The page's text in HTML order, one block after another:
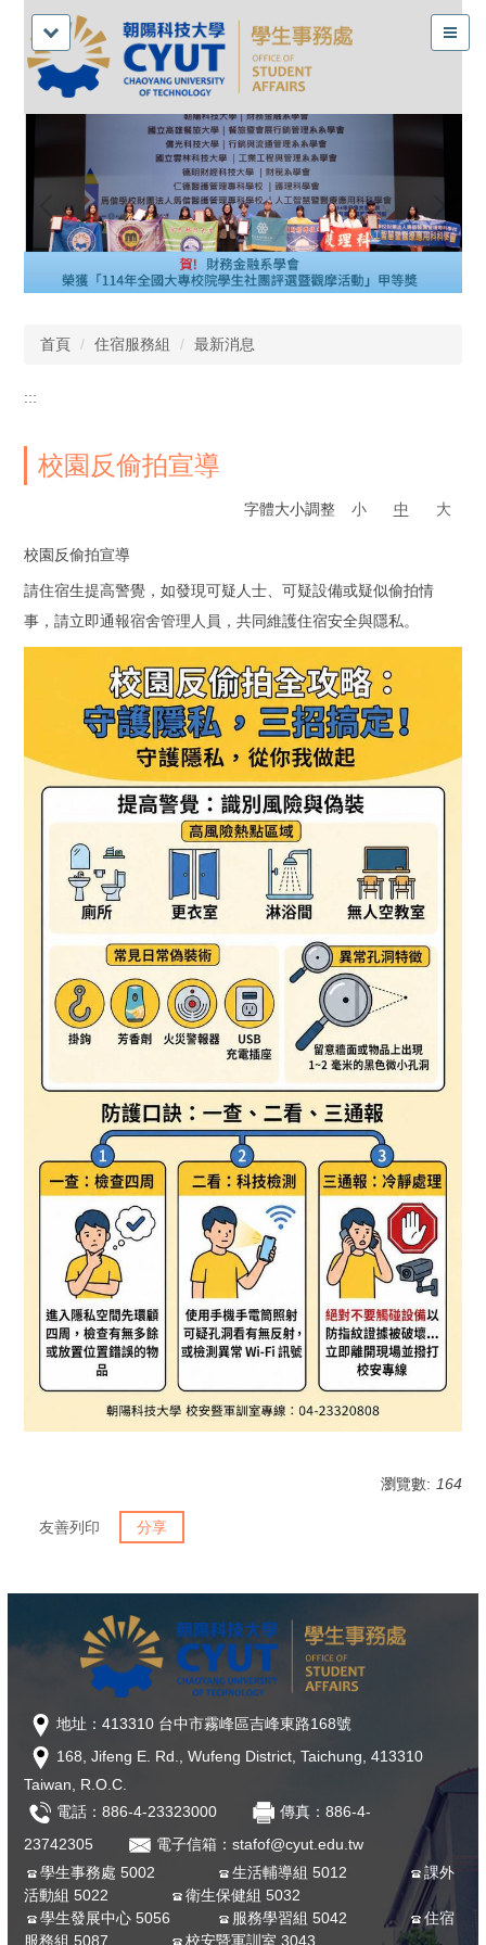
首頁 住宿服務組 最新消息
:::
校園反偷拍宣導
字體大小調整 小 中 大
校園反偷拍宣導
請住宿生提高警覺，如發現可疑人士、可疑設備或疑似偷拍情
事，請立即通報宿舍管理人員，共同維護住宿安全與隱私。
瀏覽數: 164
友善列印 分享
地址：413310 台中市霧峰區吉峰東路168號
168, Jifeng E. Rd., Wufeng District, Taichung, 413310
Taiwan, R.O.C.
電話：886-4-23323000
傳真：886-4-
23742305
電子信箱：stafof@cyut.edu.tw
學生事務處 5002
生活輔導組 5012
課外
活動組 5022
衛生保健組 5032
學生發展中心 5056
服務學習組 5042
住宿
服務組 5087
校安暨軍訓室 3043